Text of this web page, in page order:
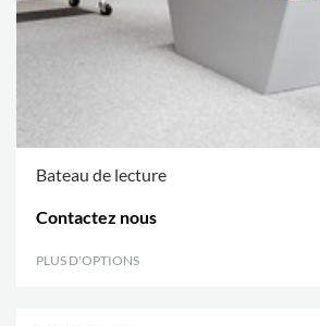
Bateau de lecture
Contactez nous
PLUS D'OPTIONS